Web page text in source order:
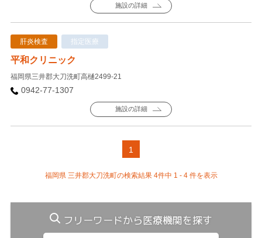
施設の詳細
肝炎検査 指定医療
平和クリニック
福岡県三井郡大刀洗町高樋2499-21
0942-77-1307
施設の詳細
1
福岡県 三井郡大刀洗町の検索結果 4件中 1 - 4 件を表示
フリーワードから医療機関を探す